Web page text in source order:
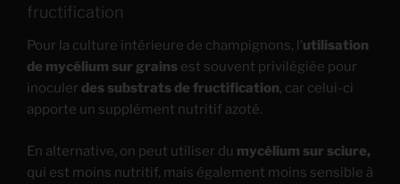
fructification
Pour la culture intérieure de champignons, l’utilisation
de mycélium sur grains est souvent privilégiée pour
inoculer des substrats de fructification, car celui-ci
apporte un supplément nutritif azoté.
En alternative, on peut utiliser du mycélium sur sciure,
qui est moins nutritif, mais également moins sensible à